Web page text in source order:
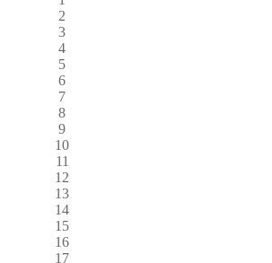
2
3
4
5
6
7
8
9
10
11
12
13
14
15
16
17